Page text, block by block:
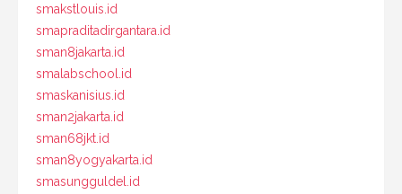
smakstlouis.id
smapraditadirgantara.id
sman8jakarta.id
smalabschool.id
smaskanisius.id
sman2jakarta.id
sman68jkt.id
sman8yogyakarta.id
smasungguldel.id